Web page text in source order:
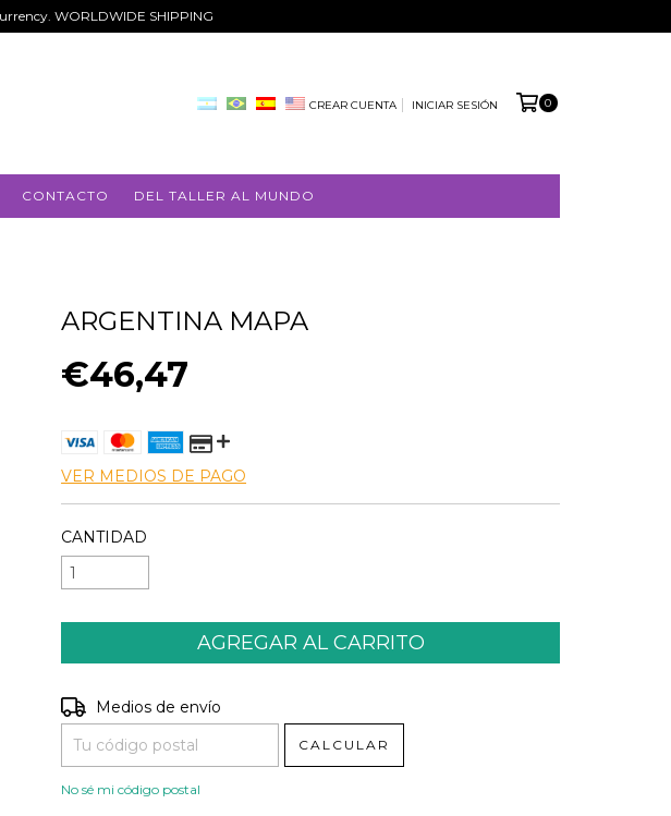
WORLDWIDE SHIPPING
CREAR CUENTA INICIAR SESIÓN 0
CONTACTO DEL TALLER AL MUNDO
ARGENTINA MAPA
€46,47
VER MEDIOS DE PAGO
CANTIDAD
Entregas para el CP:
Medios de envío
CALCULAR
No sé mi código postal